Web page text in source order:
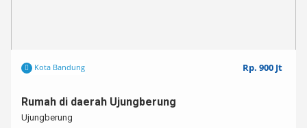
Kota Bandung Rp. 900 Jt
Rumah di daerah Ujungberung
Ujungberung